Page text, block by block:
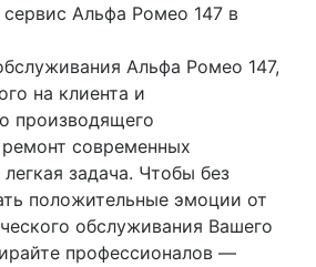
Альфа Ромео 147 в
Альфа Ромео 147,
на клиента и
производящего
современных
задача. Чтобы без
положительные эмоции от
обслуживания Вашего
профессионалов —